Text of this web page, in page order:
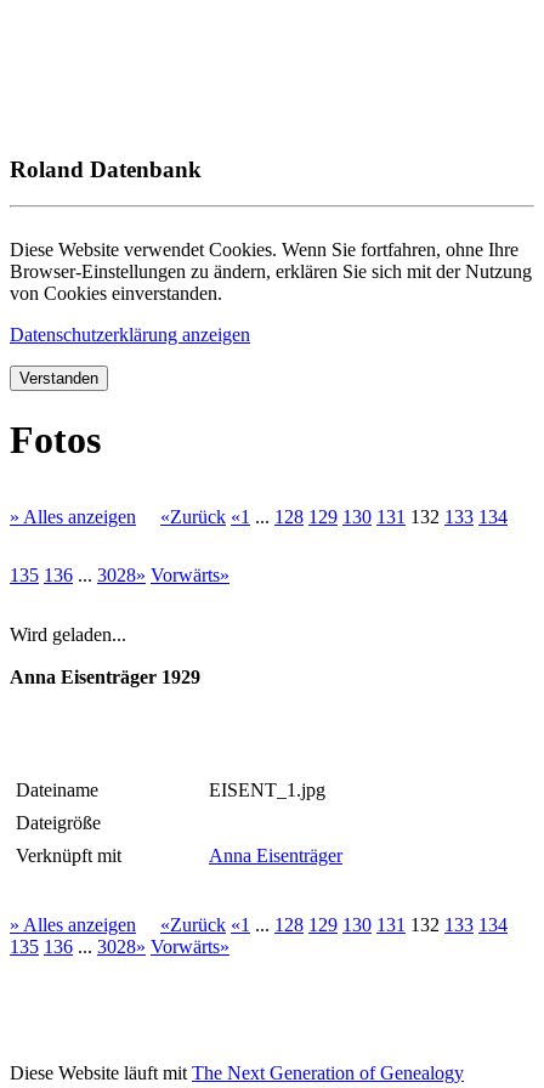
Roland Datenbank
Diese Website verwendet Cookies. Wenn Sie fortfahren, ohne Ihre
Browser-Einstellungen zu ändern, erklären Sie sich mit der Nutzung
von Cookies einverstanden.
Datenschutzerklärung anzeigen
Verstanden
Fotos
» Alles anzeigen «Zurück «1 ... 128 129 130 131 132 133 134
135 136 ... 3028» Vorwärts»
Wird geladen...
Anna Eisenträger 1929
Dateiname
EISENT_1.jpg
Dateigröße
Verknüpft mit
Anna Eisenträger
» Alles anzeigen «Zurück «1 ... 128 129 130 131 132 133 134
135 136 ... 3028» Vorwärts»
Diese Website läuft mit The Next Generation of Genealogy